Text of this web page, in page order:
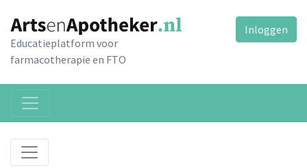
Educatieplatform voor
farmacotherapie en FTO
Inloggen